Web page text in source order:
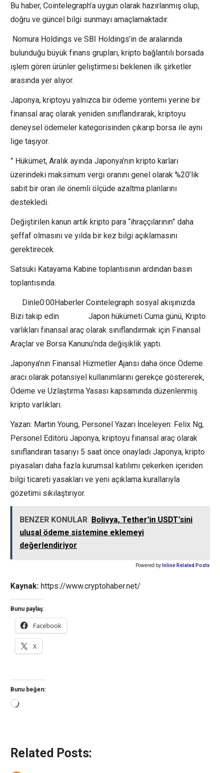
Bu haber, Cointelegraph’a uygun olarak hazırlanmış olup,
doğru ve güncel bilgi sunmayı amaçlamaktadır.
Nomura Holdings ve SBI Holdings’in de aralarında
bulunduğu büyük finans grupları, kripto bağlantılı borsada
işlem gören ürünler geliştirmesi beklenen ilk şirketler
arasında yer alıyor.
Japonya, kriptoyu yalnızca bir ödeme yöntemi yerine bir
finansal araç olarak yeniden sınıflandırarak, kriptoyu
deneysel ödemeler kategorisinden çıkarıp borsa ile aynı
lige taşıyor.
” Hükümet, Aralık ayında Japonya’nın kripto karları
üzerindeki maksimum vergi oranını genel olarak %20’lik
sabit bir oran ile önemli ölçüde azaltma planlarını
destekledi.
Değiştirilen kanun artık kripto para “ihraççılarının” daha
şeffaf olmasını ve yılda bir kez bilgi açıklamasını
gerektirecek.
Satsuki Katayama Kabine toplantısının ardından basın
toplantısında.
Dinle0:00Haberler Cointelegraph sosyal akışınızda
Bizi takip edin Japon hükümeti Cuma günü, Kripto
varlıkları finansal araç olarak sınıflandırmak için Finansal
Araçlar ve Borsa Kanunu’nda değişiklik yaptı.
Japonya’nın Finansal Hizmetler Ajansı daha önce Ödeme
aracı olarak potansiyel kullanımlarını gerekçe göstererek,
Ödeme ve Uzlaştırma Yasası kapsamında düzenlenmiş
kripto varlıkları.
Yazan: Martin Young, Personel Yazarı İnceleyen: Felix Ng,
Personel Editörü Japonya, kriptoyu finansal araç olarak
sınıflandıran tasarıyı 5 saat önce onayladı Japonya, kripto
piyasaları daha fazla kurumsal katılımı çekerken içeriden
bilgi ticareti yasakları ve yeni açıklama kurallarıyla
gözetimi sıkılaştırıyor.
BENZER KONULAR Bolivya, Tether'in USDT'sini
ulusal ödeme sistemine eklemeyi
değerlendiriyor
Powered by Inline Related Posts
Kaynak: https://www.cryptohaber.net/
Bunu paylaş:
Facebook
X
Bunu beğen:
Yükleniyor...
Related Posts: